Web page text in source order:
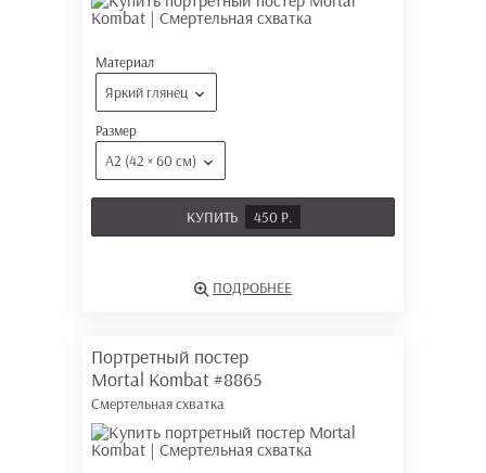
Материал
Яркий глянец
Размер
А2 (42 × 60 см)
КУПИТЬ 450 Р.
ПОДРОБНЕЕ
Портретный постер
Mortal Kombat #8865
Смертельная схватка